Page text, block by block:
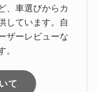
、車選びからカ
しています。自
ザーレビューな
て